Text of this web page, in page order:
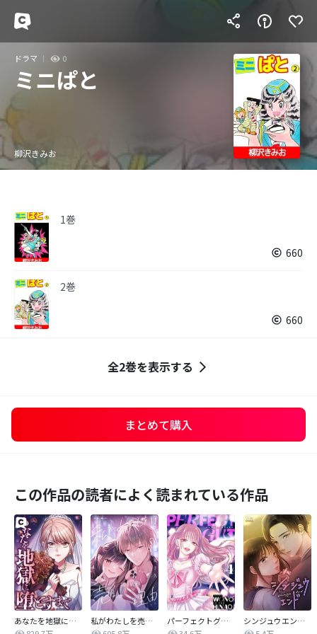
ドラマ 0
ミニぱと
柳沢きみお
1巻
660
2巻
660
全2巻を表示する
まとめて購入
この作品の読者によく読まれている作品
あなたを地獄に堕とすまで
私がわたしを売る理由
パーフェクトグリッター
シンジュウエンド【タテヨミ】